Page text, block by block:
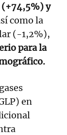
(+74,5%) y
como la
(-1,2%),
para la
en